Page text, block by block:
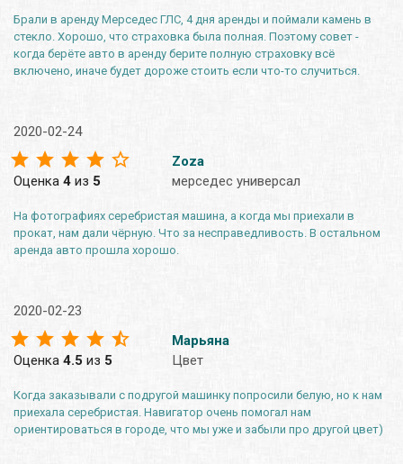
Брали в аренду Мерседес ГЛС, 4 дня аренды и поймали камень в
стекло. Хорошо, что страховка была полная. Поэтому совет -
когда берёте авто в аренду берите полную страховку всё
включено, иначе будет дороже стоить если что-то случиться.
2020-02-24
Оценка 4 из 5
Zoza
мерседес универсал
На фотографиях серебристая машина, а когда мы приехали в
прокат, нам дали чёрную. Что за несправедливость. В остальном
аренда авто прошла хорошо.
2020-02-23
Оценка 4.5 из 5
Марьяна
Цвет
Когда заказывали с подругой машинку попросили белую, но к нам
приехала серебристая. Навигатор очень помогал нам
ориентироваться в городе, что мы уже и забыли про другой цвет)